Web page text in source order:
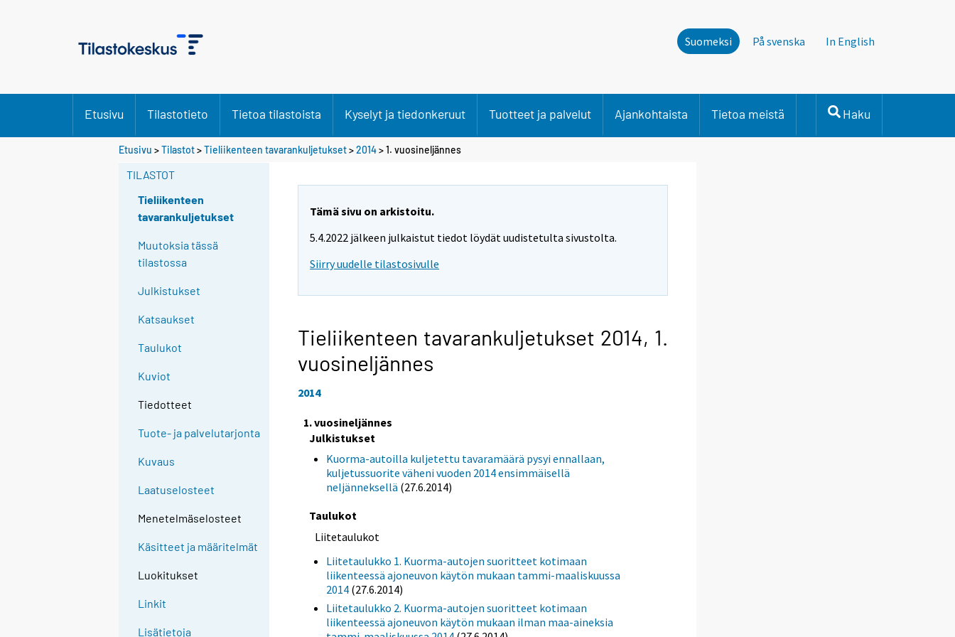
Suomeksi På svenska In English
Etusivu Tilastotieto Tietoa tilastoista Kyselyt ja tiedonkeruut Tuotteet ja palvelut Ajankohtaista Tietoa meistä Haku
Etusivu >Tilastot>Tieliikenteen tavarankuljetukset>2014>1. vuosineljännes
TILASTOT
Tieliikenteen
tavarankuljetukset
Muutoksia tässä
tilastossa
Julkistukset
Katsaukset
Taulukot
Kuviot
Tiedotteet
Tuote- ja palvelutarjonta
Kuvaus
Laatuselosteet
Menetelmäselosteet
Käsitteet ja määritelmät
Luokitukset
Linkit
Lisätietoja
Tämä sivu on arkistoitu.
5.4.2022 jälkeen julkaistut tiedot löydät uudistetulta sivustolta.
Siirry uudelle tilastosivulle
Tieliikenteen tavarankuljetukset 2014, 1.
vuosineljännes
2014
1. vuosineljännes
Julkistukset
Kuorma-autoilla kuljetettu tavaramäärä pysyi ennallaan,
kuljetussuorite väheni vuoden 2014 ensimmäisellä
neljänneksellä (27.6.2014)
Taulukot
Liitetaulukot
Liitetaulukko 1. Kuorma-autojen suoritteet kotimaan
liikenteessä ajoneuvon käytön mukaan tammi-maaliskuussa
2014 (27.6.2014)
Liitetaulukko 2. Kuorma-autojen suoritteet kotimaan
liikenteessä ajoneuvon käytön mukaan ilman maa-aineksia